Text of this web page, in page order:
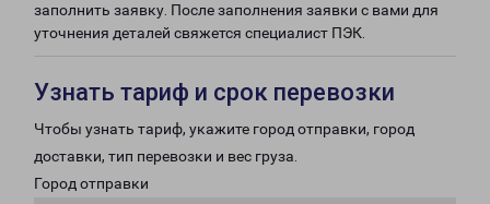
заполнить заявку. После заполнения заявки с вами для
уточнения деталей свяжется специалист ПЭК.
Узнать тариф и срок перевозки
Чтобы узнать тариф, укажите город отправки, город
доставки, тип перевозки и вес груза.
Город отправки